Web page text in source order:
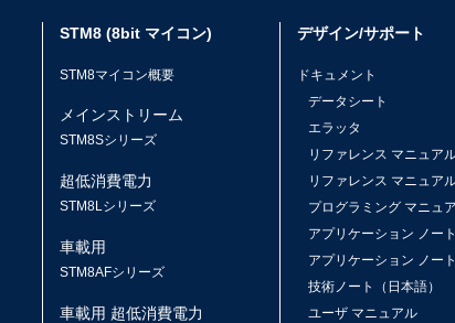
STM8 (8bit マイコン)
STM8マイコン概要
メインストリーム
STM8Sシリーズ
超低消費電力
STM8Lシリーズ
車載用
STM8AFシリーズ
車載用 超低消費電力
デザイン/サポート
ドキュメント
データシート
エラッタ
リファレンス マニュア
リファレンス マニュア
プログラミング マニュ
アプリケーション ノー
アプリケーション ノー
技術ノート（日本語）
ユーザ マニュアル